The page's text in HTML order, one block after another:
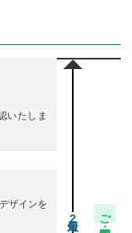
いたしま
ザインを
2 ご注文・校正期間